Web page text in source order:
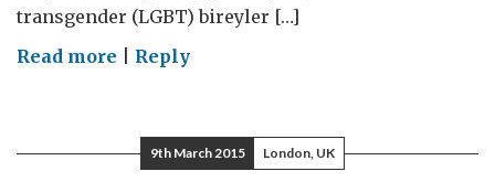
transgender (LGBT) bireyler […]
Read more on
insan
hakkıdır
Reply
9th March 2015 London, UK